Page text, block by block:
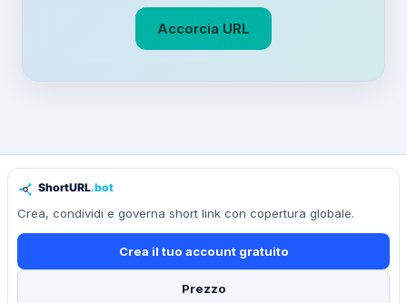
Accorcia URL
Crea, condividi e governa short link con copertura globale.
Crea il tuo account gratuito
Prezzo